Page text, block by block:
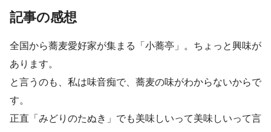
記事の感想
全国から蕎麦愛好家が集まる「小蕎亭」。ちょっと興味が
あります。
と言うのも、私は味音痴で、蕎麦の味がわからないからで
す。
正直「みどりのたぬき」でも美味しいって美味しいって言